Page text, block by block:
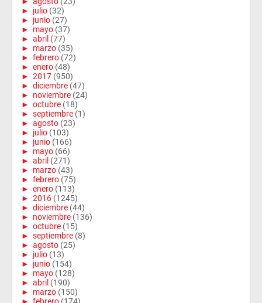
► julio (32)
► junio (27)
► mayo (37)
► abril (77)
► marzo (35)
► febrero (72)
► enero (48)
► 2017 (950)
► diciembre (47)
► noviembre (24)
► octubre (18)
► septiembre (1)
► agosto (23)
► julio (103)
► junio (166)
► mayo (66)
► abril (271)
► marzo (43)
► febrero (75)
► enero (113)
► 2016 (1245)
► diciembre (44)
► noviembre (136)
► octubre (15)
► septiembre (8)
► agosto (25)
► julio (13)
► junio (154)
► mayo (128)
► abril (190)
► marzo (150)